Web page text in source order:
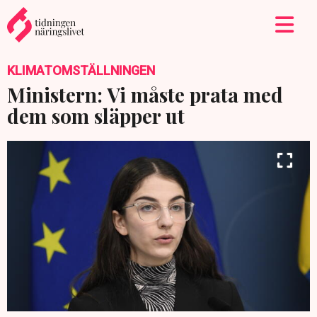
KLIMATOMSTÄLLNINGEN
Ministern: Vi måste prata med
dem som släpper ut